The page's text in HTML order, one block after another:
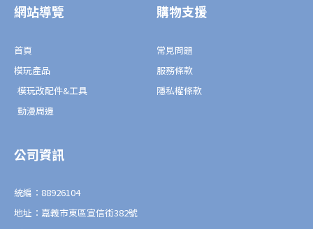
k
-
網站導覽
首頁
模玩產品
模玩改配件&工具
動漫周邊
購物支援
常見問題
服務條款
隱私權條款
公司資訊
統編：88926104
地址：嘉義市東區宣信街382號